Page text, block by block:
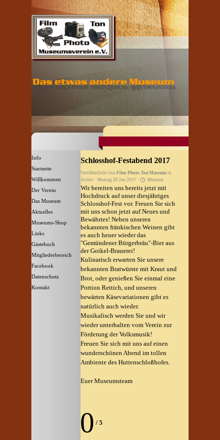
Direkt zum Seiteninhalt
Menü überspringen
Info
Startseite
Willkommen
▼
Der Verein
▼
Das Museum
▼
Aktuelles
▼
Museums-Shop
▼
Links
Gästebuch
Mitgliederbereich
Facebook
Datenschutz
Kontakt
Schlosshof-Festabend 2017
Veröffentlicht von Film-Photo-Ton Museum in
Archiv · Montag 26 Jun 2017 · Minuten
Wir bereiten uns bereits jetzt mit
Hochdruck auf unser diesjähriges
Schlosshof-Fest vor. Freuen Sie sich
mit uns schon jetzt auf Neues und
Bewährtes! Neben unseren
bekannten fränkischen Weinen gibt
es auch heuer wieder das
"Gemündener Bürgerbräu"-Bier aus
der Goikel-Brauerei!
Kulinarisch erwarten Sie unsere
bekannten Bratwürste mit Kraut und
Brot, oder genießen Sie einmal eine
Portion Rettich, und unseren
bewärten Käsevariationen gibt es
natürlich auch wieder.
Musikalisch werden Sie und wir
wieder unterhalten vom Verein zur
Förderung der Volksmusik!
Freuen Sie sich mit uns auf einen
wunderschönen Abend im tollen
Ambiente des Huttenschloßhofes.
Euer Museumsteam
0 / 5